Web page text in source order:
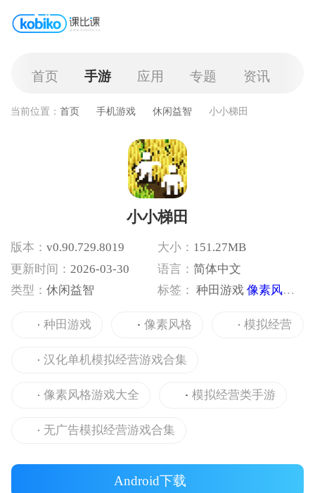
首页 手游 应用 专题 资讯
当前位置： 首页 手机游戏 休闲益智 小小梯田
小小梯田
版本： v0.90.729.8019 大小： 151.27MB
更新时间： 2026-03-30 语言： 简体中文
类型： 休闲益智 标签： 种田游戏 像素风格
种田游戏 像素风格 模拟经营
汉化单机模拟经营游戏合集
像素风格游戏大全 模拟经营类手游
无广告模拟经营游戏合集
Android下载